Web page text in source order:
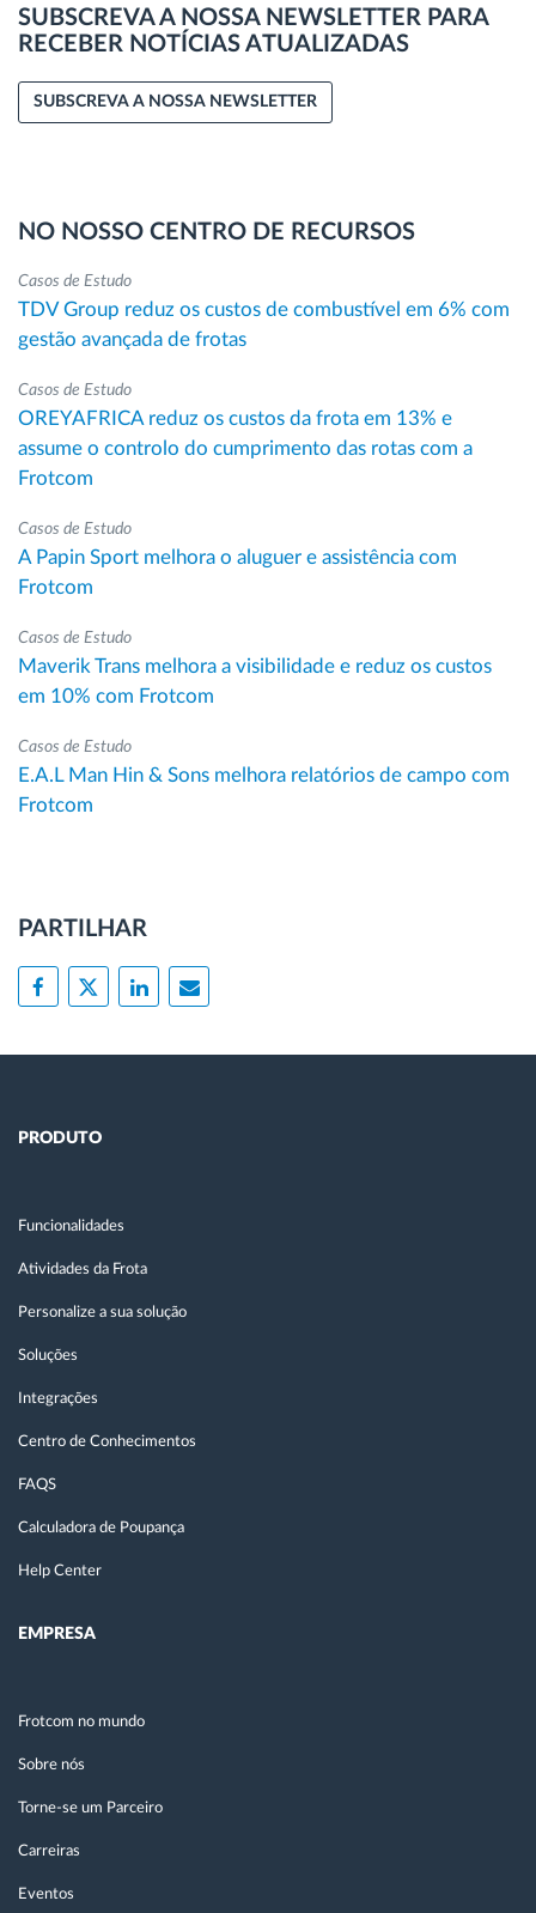
SUBSCREVA A NOSSA NEWSLETTER PARA
RECEBER NOTÍCIAS ATUALIZADAS
SUBSCREVA A NOSSA NEWSLETTER
NO NOSSO CENTRO DE RECURSOS
Casos de Estudo
TDV Group reduz os custos de combustível em 6% com
gestão avançada de frotas
Casos de Estudo
OREYAFRICA reduz os custos da frota em 13% e
assume o controlo do cumprimento das rotas com a
Frotcom
Casos de Estudo
A Papin Sport melhora o aluguer e assistência com
Frotcom
Casos de Estudo
Maverik Trans melhora a visibilidade e reduz os custos
em 10% com Frotcom
Casos de Estudo
E.A.L Man Hin & Sons melhora relatórios de campo com
Frotcom
PARTILHAR
PRODUTO
Funcionalidades
Atividades da Frota
Personalize a sua solução
Soluções
Integrações
Centro de Conhecimentos
FAQS
Calculadora de Poupança
Help Center
EMPRESA
Frotcom no mundo
Sobre nós
Torne-se um Parceiro
Carreiras
Eventos